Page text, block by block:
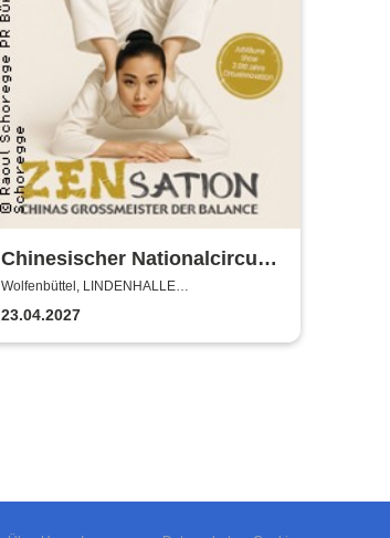
Chinesischer Nationalcircus -
ZENsation - Chinas
Grossmeister der Balance
Wolfenbüttel, LINDENHALLE
WOLFENBÜTTEL
23.04.2027